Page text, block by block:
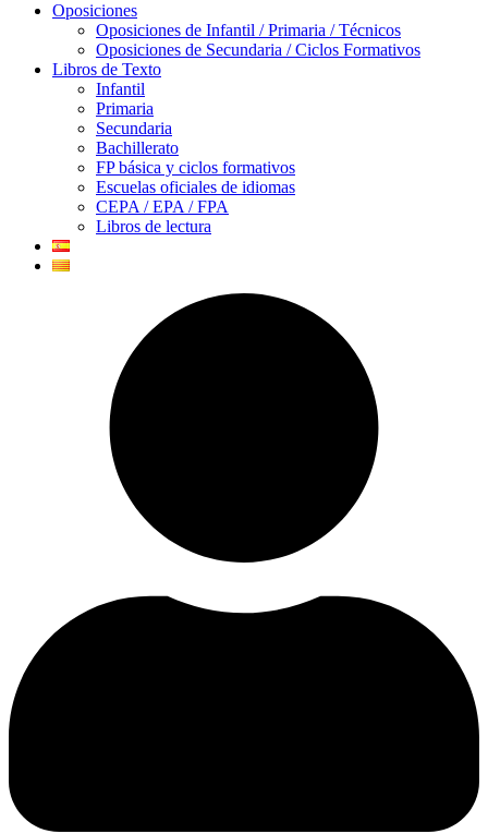
Oposiciones
Oposiciones de Infantil / Primaria / Técnicos
Oposiciones de Secundaria / Ciclos Formativos
Libros de Texto
Infantil
Primaria
Secundaria
Bachillerato
FP básica y ciclos formativos
Escuelas oficiales de idiomas
CEPA / EPA / FPA
Libros de lectura